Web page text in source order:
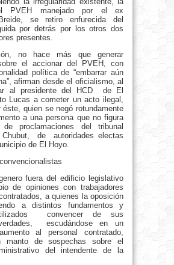
PVEH manejado por el ex
se retiro enfurecida del
por detrás por los otros dos
presentes.
no hace más que generar
el accionar del PVEH, con
política de “embarrar aún
afirman desde el oficialismo, al
al presidente del HCD de El
Lucas a cometer un acto ilegal,
éste, quien se negó rotundamente
a una persona que no figura
proclamaciones del tribunal
Chubut, de autoridades electas
de El Hoyo.
fuera del edificio legislativo
de opiniones con trabajadores
a quienes la oposición
a distintos fundamentos y
convencer de sus
escudándose en un
al personal contratado,
manto de sospechas sobre el
del intendente de la